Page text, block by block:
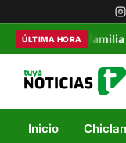
ÚLTIMA HORA
de una familia en un
Inicio